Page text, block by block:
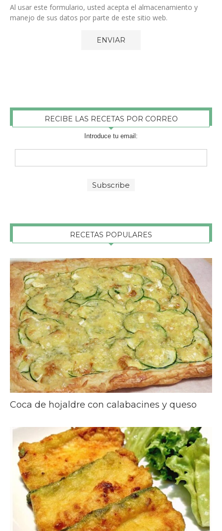
Al usar este formulario, usted acepta el almacenamiento y
manejo de sus datos por parte de este sitio web.
RECIBE LAS RECETAS POR CORREO
Introduce tu email:
RECETAS POPULARES
Coca de hojaldre con calabacines y queso